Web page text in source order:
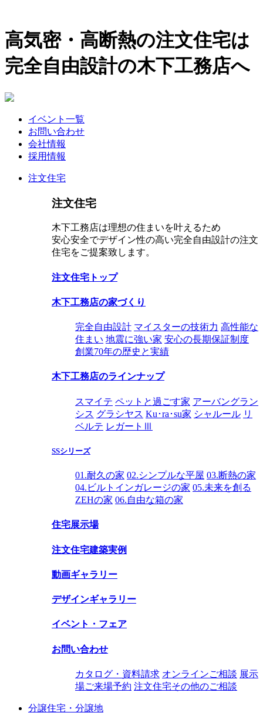
高気密・高断熱の注文住宅は
完全自由設計の木下工務店へ
イベント一覧
お問い合わせ
会社情報
採用情報
注文住宅
注文住宅
木下工務店は理想の住まいを叶えるため
安心安全でデザイン性の高い完全自由設計の注文
住宅をご提案致します。
注文住宅トップ
木下工務店の家づくり
完全自由設計 マイスターの技術力 高性能な
住まい 地震に強い家 安心の長期保証制度
創業70年の歴史と実績
木下工務店のラインナップ
スマイテ ペットと過ごす家 アーバングラン
シス グラシヤス Ku･ra･su家 シャルール リ
ベルテ レガートⅢ
SSシリーズ
01.耐久の家 02.シンプルな平屋 03.断熱の家
04.ビルトインガレージの家 05.未来を創る
ZEHの家 06.自由な箱の家
住宅展示場
注文住宅建築実例
動画ギャラリー
デザインギャラリー
イベント・フェア
お問い合わせ
カタログ・資料請求 オンラインご相談 展示
場ご来場予約 注文住宅その他のご相談
分譲住宅・分譲地